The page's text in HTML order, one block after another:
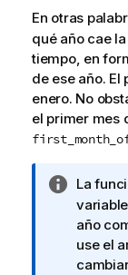
En otras
qué año cae
tiempo, en
de ese año.
enero. No
el primer mes
N
o
t
a
i
La
variable
año
use el